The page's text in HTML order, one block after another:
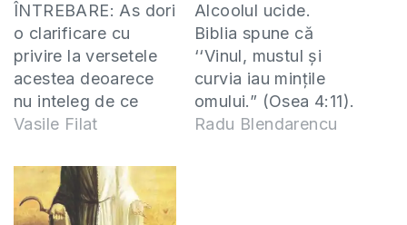
ÎNTREBARE: As dori
o clarificare cu
privire la versetele
acestea deoarece
nu inteleg de ce
scrie sa dai bauturi
vin, celui cu suflet
amarat. Versetele
sunt urmatoare: “Nu
Vasile Filat
Alcoolul ucide.
Biblia spune că
‘‘Vinul, mustul și
curvia iau mințile
omului.” (Osea 4:11).
Din păcate trăim
Radu Blendarencu